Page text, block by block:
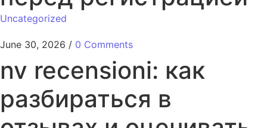
Uncategorized
June 30, 2026 / 0 Comments
nv recensioni: как
разбираться в